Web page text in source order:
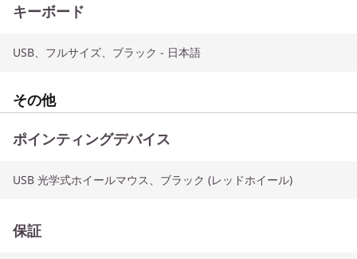
キーボード
USB、フルサイズ、ブラック - 日本語
その他
ポインティングデバイス
USB 光学式ホイールマウス、ブラック (レッドホイール)
保証